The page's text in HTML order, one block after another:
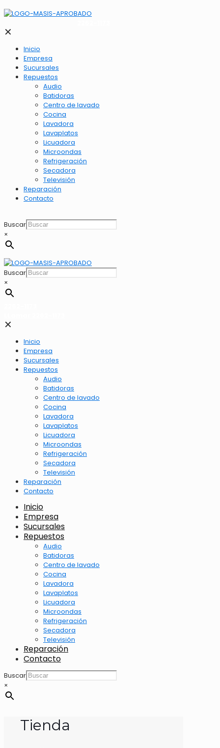
✕
Inicio
Empresa
Sucursales
Repuestos
Audio
Batidoras
Centro de lavado
Cocina
Lavadora
Lavaplatos
Licuadora
Microondas
Refrigeración
Secadora
Televisión
Reparación
Contacto
Buscar
×
Buscar
×
✕
Inicio
Empresa
Sucursales
Repuestos
Audio
Batidoras
Centro de lavado
Cocina
Lavadora
Lavaplatos
Licuadora
Microondas
Refrigeración
Secadora
Televisión
Reparación
Contacto
Inicio
Empresa
Sucursales
Repuestos
Audio
Batidoras
Centro de lavado
Cocina
Lavadora
Lavaplatos
Licuadora
Microondas
Refrigeración
Secadora
Televisión
Reparación
Contacto
Buscar
×
Tienda